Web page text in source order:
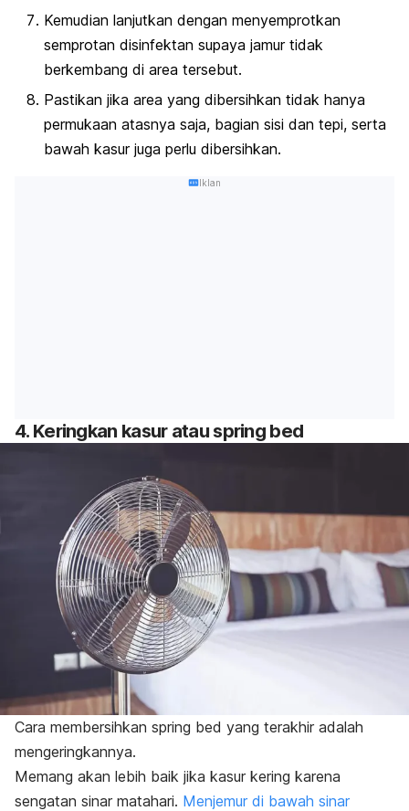
Kemudian lanjutkan dengan menyemprotkan
semprotan disinfektan supaya jamur tidak
berkembang di area tersebut.
Pastikan jika area yang dibersihkan tidak hanya
permukaan atasnya saja, bagian sisi dan tepi, serta
bawah kasur juga perlu dibersihkan.
Iklan
4. Keringkan kasur atau spring bed
Cara membersihkan spring bed yang terakhir adalah
mengeringkannya.
Memang akan lebih baik jika kasur kering karena
sengatan sinar matahari. Menjemur di bawah sinar